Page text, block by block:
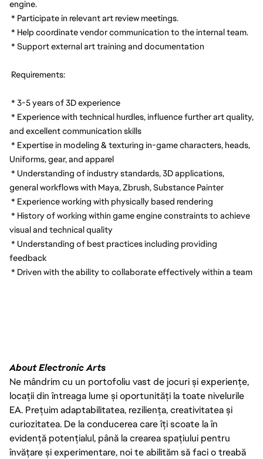
engine.
* Participate in relevant art review meetings.
* Help coordinate vendor communication to the internal team.
* Support external art training and documentation
Requirements:
* 3-5 years of 3D experience
* Experience with technical hurdles, influence further art quality,
and excellent communication skills
* Expertise in modeling & texturing in-game characters, heads,
Uniforms, gear, and apparel
* Understanding of industry standards, 3D applications,
general workflows with Maya, Zbrush, Substance Painter
* Experience working with physically based rendering
* History of working within game engine constraints to achieve
visual and technical quality
* Understanding of best practices including providing
feedback
* Driven with the ability to collaborate effectively within a team
About Electronic Arts
Ne mândrim cu un portofoliu vast de jocuri și experiențe,
locații din întreaga lume și oportunități la toate nivelurile
EA. Prețuim adaptabilitatea, reziliența, creativitatea și
curiozitatea. De la conducerea care îți scoate la în
evidență potențialul, până la crearea spațiului pentru
învățare și experimentare, noi te abilităm să faci o treabă